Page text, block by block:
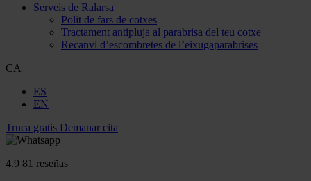
Serveis de Ralarsa
Polit de fars de cotxes
Tractament antipluja al parabrisa del teu cotxe
Recanvi d’escombretes de l’eixugaparabrises
CA
ES
EN
Truca gratis Demanar cita
4.9 81 reseñas